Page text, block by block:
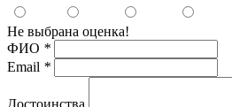
Не выбрана оценка!
ФИО *
Email *
Достоинства